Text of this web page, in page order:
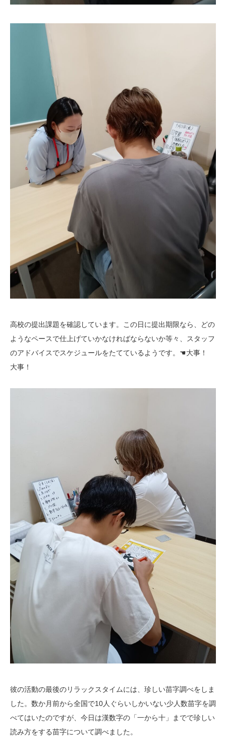
高校の提出課題を確認しています。この日に提出期限なら、どの
ようなペースで仕上げていかなければならないか等々、スタッフ
のアドバイスでスケジュールをたてているようです。☚大事！
大事！
彼の活動の最後のリラックスタイムには、珍しい苗字調べをしま
した。数か月前から全国で10人ぐらいしかいない少人数苗字を調
べてはいたのですが、今日は漢数字の「一から十」までで珍しい
読み方をする苗字について調べました。